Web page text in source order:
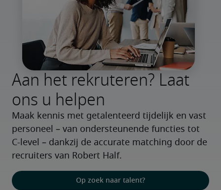
Aan het rekruteren? Laat
ons u helpen
Maak kennis met getalenteerd tijdelijk en vast
personeel – van ondersteunende functies tot
C-level – dankzij de accurate matching door de
recruiters van Robert Half.
Op zoek naar talent?